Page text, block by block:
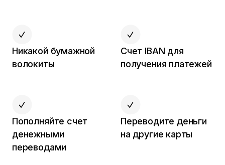
Никакой бумажной
волокиты
Счет IBAN для
получения платежей
Пополняйте счет
денежными
переводами
Переводите деньги
на другие карты